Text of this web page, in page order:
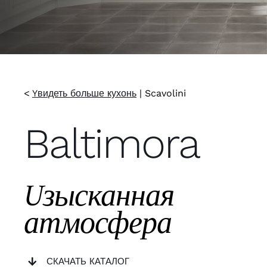
< Yвидеть больше кухонь | Scavolini
Baltimora
Uзысканная
атмосфера
СКАЧАТЬ КАТАЛОГ